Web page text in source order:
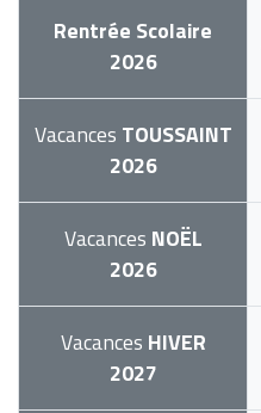
Rentrée Scolaire
2026
Vacances TOUSSAINT
2026
Vacances NOËL
2026
Vacances HIVER
2027